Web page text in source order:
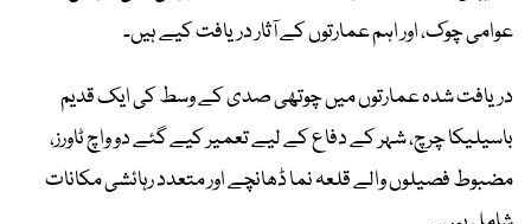
عوامی چوک، اور اہم عمارتوں کے آثار دریافت کیے ہیں۔
دریافت شدہ عمارتوں میں چوتھی صدی کے وسط کی ایک قدیم
باسیلیکا چرچ، شہر کے دفاع کے لیے تعمیر کیے گئے دو واچ ٹاورز،
مضبوط فصیلوں والے قلعہ نما ڈھانچے اور متعدد رہائشی مکانات